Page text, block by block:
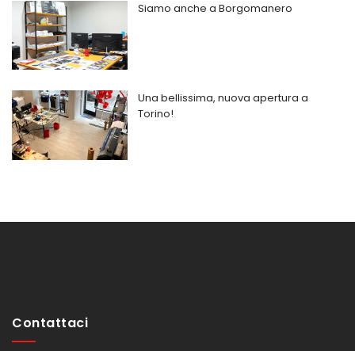
Siamo anche a Borgomanero
Una bellissima, nuova apertura a
Torino!
Contattaci